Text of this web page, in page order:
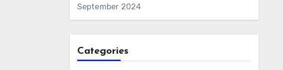
September 2024
Categories